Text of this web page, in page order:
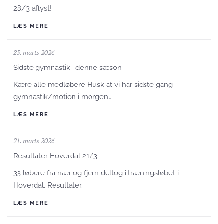
28/3 aflyst! …
LÆS MERE
23. marts 2026
Sidste gymnastik i denne sæson
Kære alle medløbere Husk at vi har sidste gang
gymnastik/motion i morgen…
LÆS MERE
21. marts 2026
Resultater Hoverdal 21/3
33 løbere fra nær og fjern deltog i træningsløbet i
Hoverdal. Resultater…
LÆS MERE